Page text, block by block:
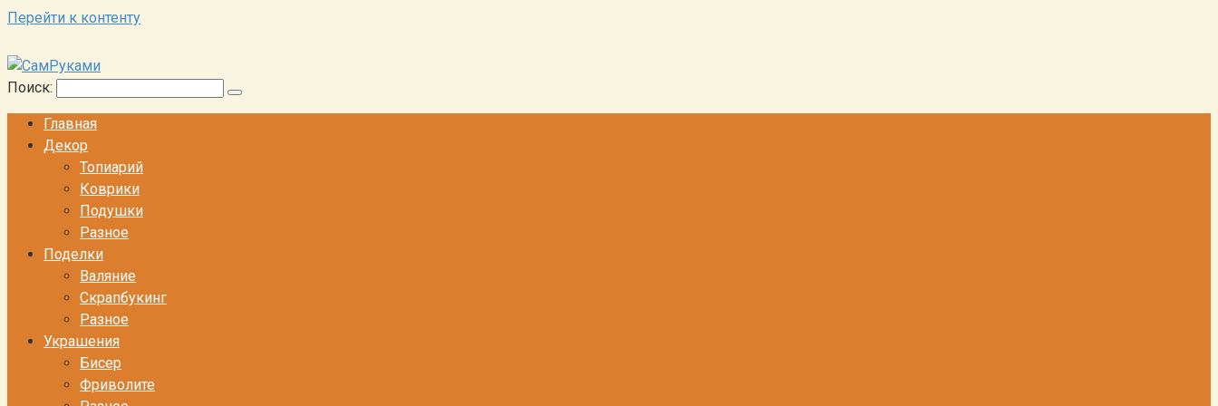
Перейти к контенту
Поиск:
Главная
Декор
Топиарий
Коврики
Подушки
Разное
Поделки
Валяние
Скрапбукинг
Разное
Украшения
Бисер
Фриволите